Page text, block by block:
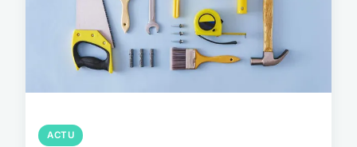
ACTU